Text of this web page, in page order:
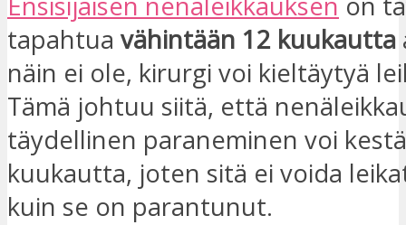
tapahtua vähintään 12 kuukautta
näin ei ole, kirurgi voi kieltäytyä
Tämä johtuu siitä, että
täydellinen paraneminen voi
kuukautta, joten sitä ei voida
kuin se on parantunut.